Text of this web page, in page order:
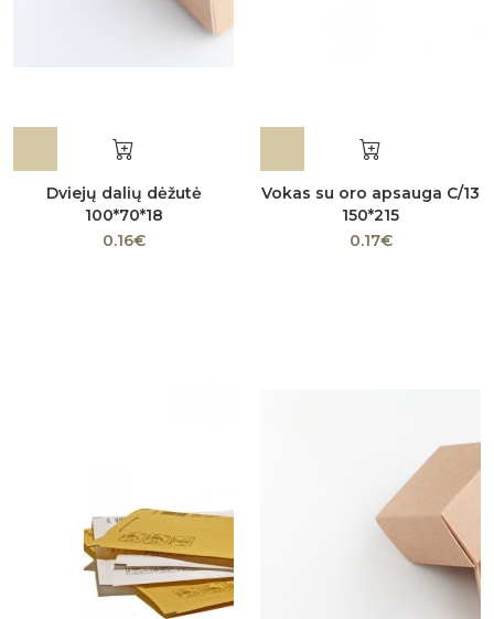
Dviejų dalių dėžutė
100*70*18
0.16€
Vokas su oro apsauga C/13
150*215
0.17€